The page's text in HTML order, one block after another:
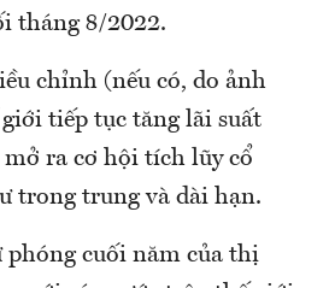
tháng 8/2022.
chỉnh (nếu có, do ảnh
tiếp tục tăng lãi suất
ra cơ hội tích lũy cổ
trong trung và dài hạn.
phóng cuối năm của thị